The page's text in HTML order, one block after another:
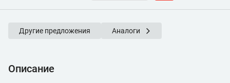
Другие предложения Аналоги
Описание